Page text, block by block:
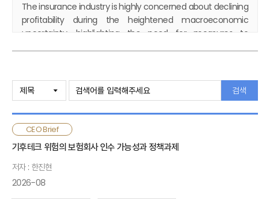
The insurance industry is highly concerned about declining
profitability during the heightened macroeconomic
uncertainty, highlighting the need for measures to
health insurance market. However, the health insurance
market is already approaching its limit for further
expansion within a confined and restricted market
structure. Therefore, securing a stable and sustainable
profit base over the long term will require fundamental
improvements in business model, including diversification
of revenue sources, reinforcement of risk-based
management systems, and enhancement of asset
검색
CEO Brief
기후테크 위험의 보험회사 인수 가능성과 정책과제
저자 : 한진현
2026-08